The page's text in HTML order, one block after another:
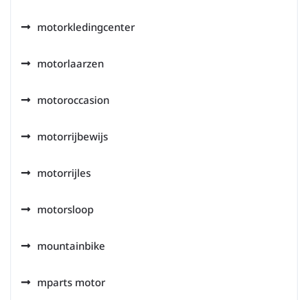
motorkledingcenter
motorlaarzen
motoroccasion
motorrijbewijs
motorrijles
motorsloop
mountainbike
mparts motor